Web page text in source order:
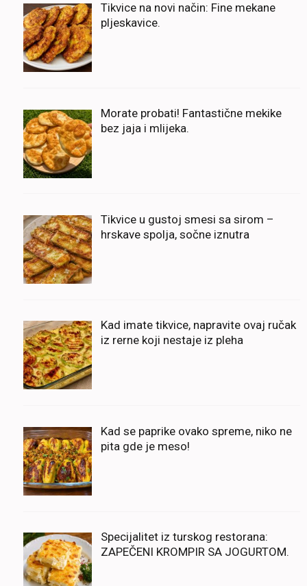
Tikvice na novi način: Fine mekane
pljeskavice.
Morate probati! Fantastične mekike
bez jaja i mlijeka.
Tikvice u gustoj smesi sa sirom –
hrskave spolja, sočne iznutra
Kad imate tikvice, napravite ovaj ručak
iz rerne koji nestaje iz pleha
Kad se paprike ovako spreme, niko ne
pita gde je meso!
Specijalitet iz turskog restorana:
ZAPEČENI KROMPIR SA JOGURTOM.